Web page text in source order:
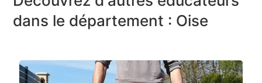
dans le département : Oise